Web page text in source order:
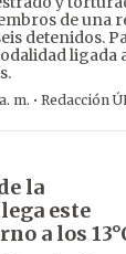
de una
detenidos.
m. · Redacción
la
este
a los